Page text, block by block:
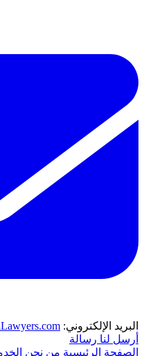
البريد الإلكتروني:
أرسل لنا رسالة
الصفحة الرئيسية من نحن